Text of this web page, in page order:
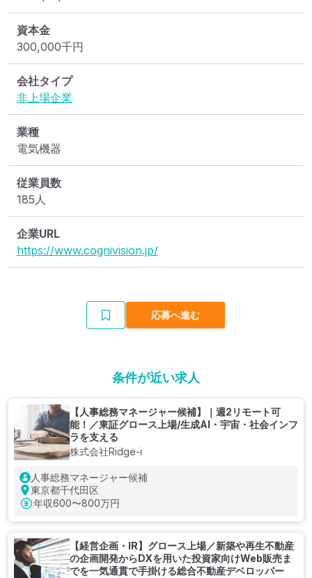
資本金
300,000千円
会社タイプ
非上場企業
業種
電気機器
従業員数
185人
企業URL
https://www.cognivision.jp/
応募へ進む
条件が近い求人
【人事総務マネージャー候補】｜週2リモート可
能！／東証グロース上場/生成AI・宇宙・社会インフ
ラを支える
株式会社Ridge-i
人事総務マネージャー候補
東京都千代田区
年収600〜800万円
【経営企画・IR】グロース上場／新築や再生不動産
の企画開発からDXを用いた投資家向けWeb販売ま
でを一気通貫で手掛ける総合不動産デベロッパー